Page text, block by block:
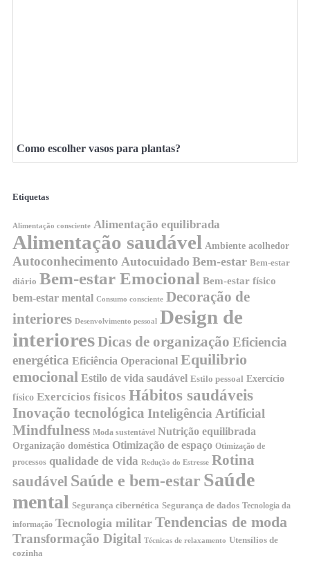
Como escolher vasos para plantas?
Etiquetas
Alimentação consciente Alimentação equilibrada
Alimentação saudável Ambiente acolhedor
Autoconhecimento Autocuidado Bem-estar Bem-estar
diário Bem-estar Emocional Bem-estar físico
bem-estar mental Consumo consciente Decoração de
interiores Desenvolvimento pessoal
Design de
interioresDicas de organização Eficiencia
energética Eficiência Operacional Equilibrio
emocional Estilo de vida saudável Estilo pessoal Exercício
físico Exercícios físicos Hábitos saudáveis
Inovação tecnológica Inteligência Artificial
Mindfulness Moda sustentável Nutrição equilibrada
Organização doméstica Otimização de espaço Otimização de
processos qualidade de vida Redução do Estresse Rotina
saudável Saúde e bem-estar Saúde
mental Segurança cibernética Segurança de dados Tecnologia da
informação Tecnologia militar Tendencias de moda
Transformação Digital Técnicas de relaxamento Utensílios de
cozinha